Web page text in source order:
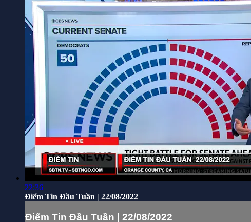
22:36
Điểm Tin Đầu Tuần | 22/08/2022
Điểm Tin Đầu Tuần | 22/08/2022